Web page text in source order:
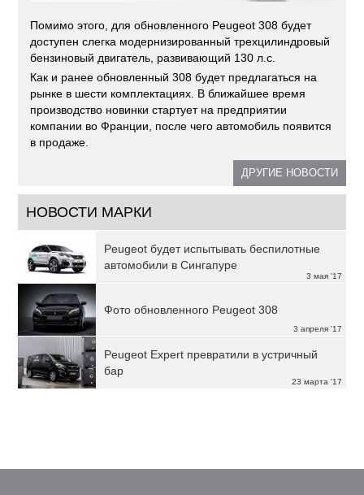
Помимо этого, для обновленного Peugeot 308 будет
доступен слегка модернизированный трехцилиндровый
бензиновый двигатель, развивающий 130 л.с.
Как и ранее обновленный 308 будет предлагаться на
рынке в шести комплектациях. В ближайшее время
производство новинки стартует на предприятии
компании во Франции, после чего автомобиль появится
в продаже.
ДРУГИЕ НОВОСТИ
НОВОСТИ МАРКИ
3 мая '17
Peugeot будет испытывать беспилотные
автомобили в Сингапуре
3 апреля '17
Фото обновленного Peugeot 308
23 марта '17
Peugeot Expert превратили в устричный
бар